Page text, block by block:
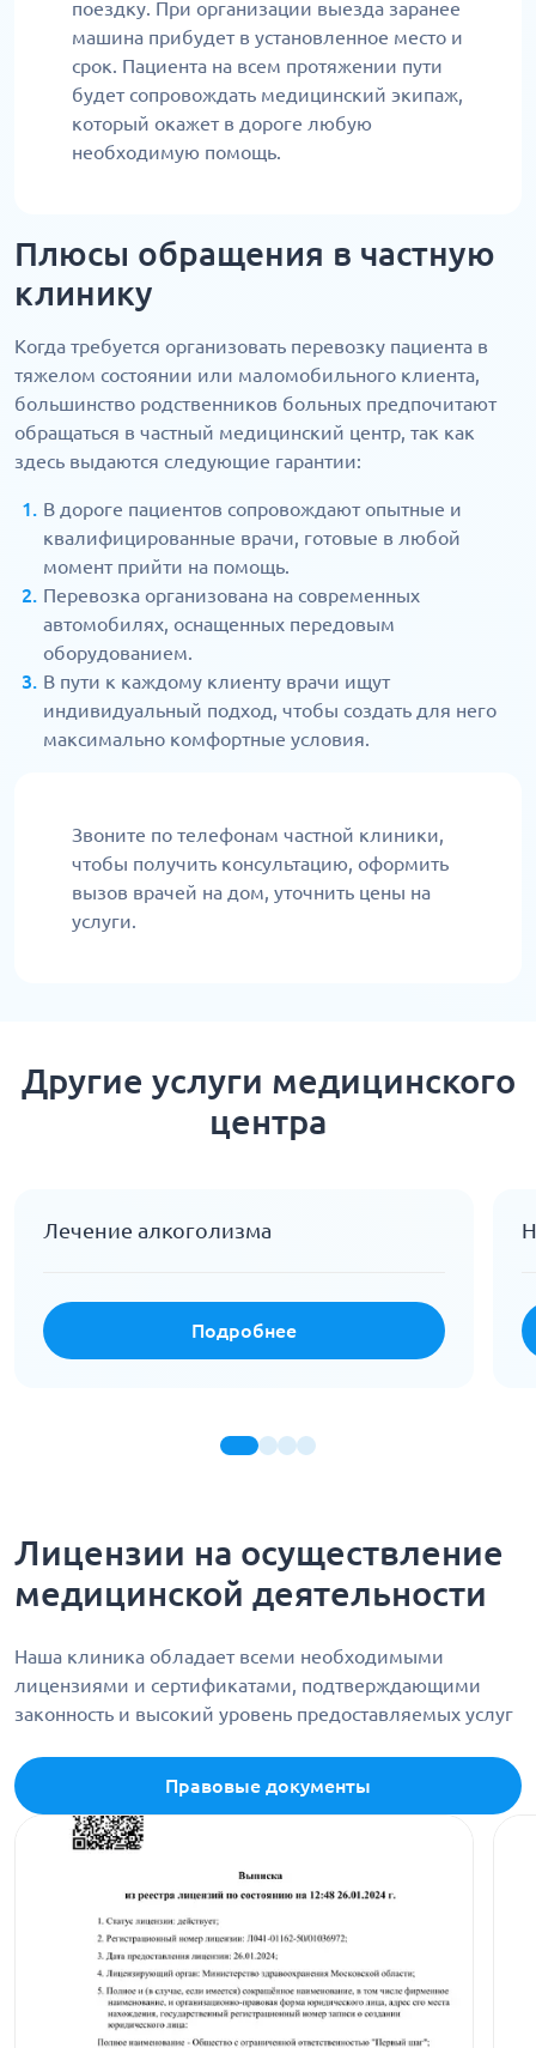
поездку. При организации выезда заранее
машина прибудет в установленное место и
срок. Пациента на всем протяжении пути
будет сопровождать медицинский экипаж,
который окажет в дороге любую
необходимую помощь.
Плюсы обращения в частную
клинику
Когда требуется организовать перевозку пациента в
тяжелом состоянии или маломобильного клиента,
большинство родственников больных предпочитают
обращаться в частный медицинский центр, так как
здесь выдаются следующие гарантии:
В дороге пациентов сопровождают опытные и
квалифицированные врачи, готовые в любой
момент прийти на помощь.
Перевозка организована на современных
автомобилях, оснащенных передовым
оборудованием.
В пути к каждому клиенту врачи ищут
индивидуальный подход, чтобы создать для него
максимально комфортные условия.
Звоните по телефонам частной клиники,
чтобы получить консультацию, оформить
вызов врачей на дом, уточнить цены на
услуги.
Другие услуги медицинского
центра
Лечение алкоголизма
Подробнее
Лицензии на осуществление
медицинской деятельности
Наша клиника обладает всеми необходимыми
лицензиями и сертификатами, подтверждающими
законность и высокий уровень предоставляемых услуг
Правовые документы